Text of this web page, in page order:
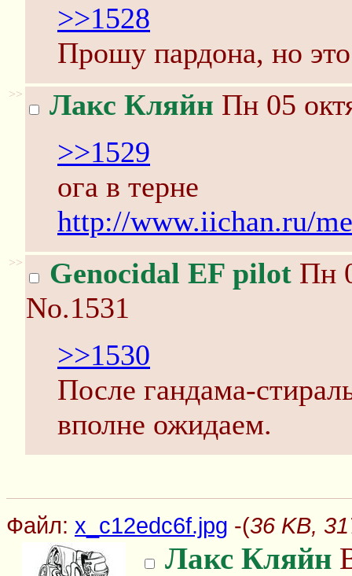
>>1528
Прошу пардона, но
>> Лакс Кляйн Пн 05
>>1529
ога в терне
http://www.iichan.ru/
>> Genocidal EF pilot Пн
No.1531
>>1530
После гандама-
вполне ожидаем.
Файл: x_c12edc6f.jpg -(36 KB,
Лакс Кляйн